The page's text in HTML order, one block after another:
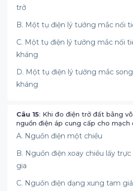
trở
B. Một tụ điện lý tưởng mắc nối
C. Một tụ điện lý tưởng mắc nối
kháng
D. Một tụ điện lý tưởng mắc
kháng
Câu 15: Khi đo điện trở đất bằng
nguồn điện áp cung cấp cho mạch
A. Nguồn điện một chiều
B. Nguồn điện xoay chiều lấy
gia
C. Nguồn điện dạng xung tam